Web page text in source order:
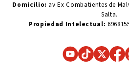
Domicilio: av Ex Combatientes de
Salta.
Propiedad Intelectual: